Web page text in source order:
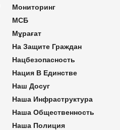
Мониторинг
МСБ
Мұрағат
На Защите Граждан
Нацбезопасность
Нация В Единстве
Наш Досуг
Наша Инфраструктура
Наша Общественность
Наша Полиция